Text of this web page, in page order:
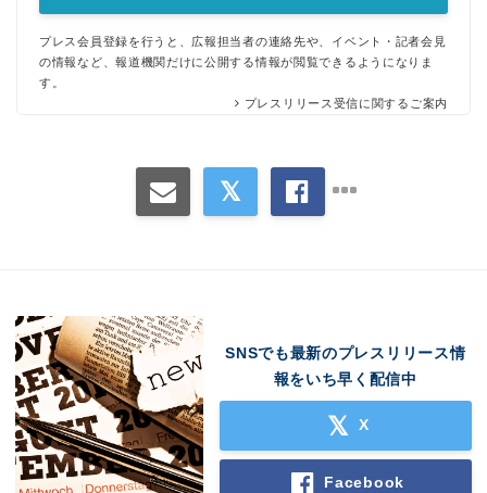
プレス会員登録を行うと、広報担当者の連絡先や、イベント・記者会見
の情報など、報道機関だけに公開する情報が閲覧できるようになりま
す。
プレスリリース受信に関するご案内
SNSでも最新のプレスリリース情
報をいち早く配信中
X
Facebook